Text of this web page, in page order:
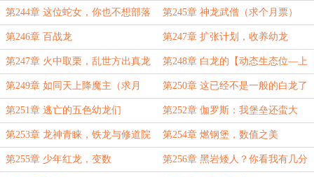
第244章 这位蛇女，你也不想部落
被摧毁吧？
第245章 神龙武僧（求个月票）
第246章 百战龙 第247章 扩张计划，收养幼龙
第247章 火中取栗，乱世方出真龙 第248章 白龙的【动态生态位—上
下侮辱】理论
第249章 如同天上降魔主（求月
票）
第250章 这已经不是一般的白龙了
第251章 逃亡的五色幼龙们 第252章 伽罗斯：我堡垒还蛮大
的，可以直接睡
第253章 龙神青睐，铁龙与修道院 第254章 燃钢堡，数值之美
第255章 少年红龙，变数 第256章 黑岩矮人？你看我有几分